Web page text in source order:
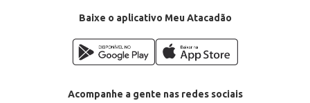
Baixe o aplicativo Meu Atacadão
Acompanhe a gente nas redes sociais